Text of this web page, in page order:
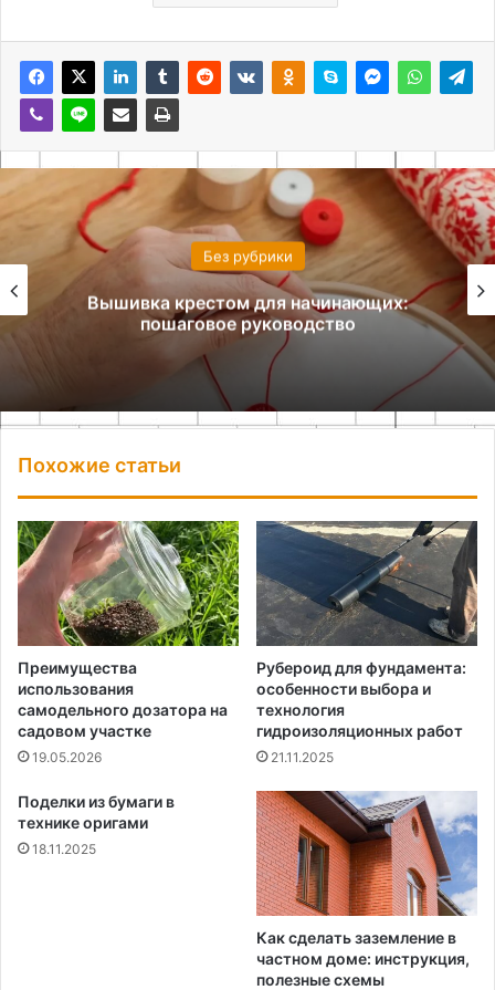
Без рубрики
Вышивка крестом для начинающих:
пошаговое руководство
Похожие статьи
Преимущества
использования
самодельного дозатора на
садовом участке
19.05.2026
Рубероид для фундамента:
особенности выбора и
технология
гидроизоляционных работ
21.11.2025
Поделки из бумаги в
технике оригами
18.11.2025
Как сделать заземление в
частном доме: инструкция,
полезные схемы